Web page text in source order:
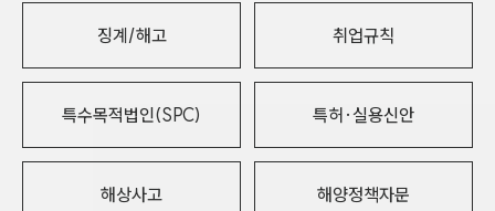
징계/해고 취업규칙
특수목적법인(SPC) 특허·실용신안
해상사고 해양정책자문